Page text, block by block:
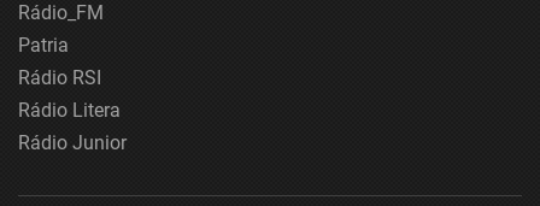
Rádio_FM
Patria
Rádio RSI
Rádio Litera
Rádio Junior